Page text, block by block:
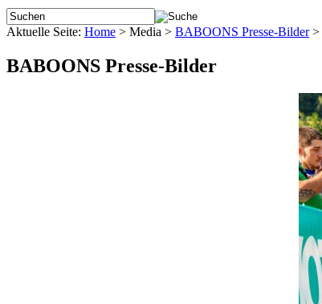
Aktuelle Seite: Home > Media > BABOONS Presse-Bilder>
BABOONS Presse-Bilder